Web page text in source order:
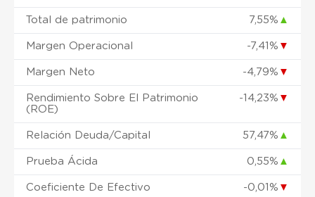
Total de patrimonio 7,55% ▲
Margen Operacional -7,41% ▼
Margen Neto -4,79% ▼
Rendimiento Sobre El Patrimonio
(ROE)
-14,23% ▼
Relación Deuda/Capital 57,47% ▲
Prueba Ácida 0,55% ▲
Coeficiente De Efectivo -0,01% ▼